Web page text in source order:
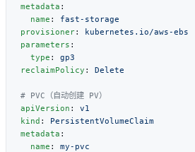
metadata
  name
:
provisioner:
parameters
  type
:
reclaimPolicy :
apiVersion :
kind :
metadata
  name
: